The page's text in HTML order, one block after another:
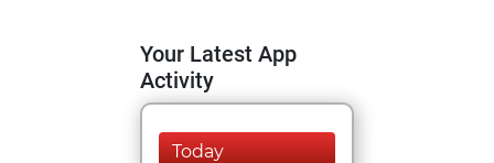
Your Latest App
Activity
Today